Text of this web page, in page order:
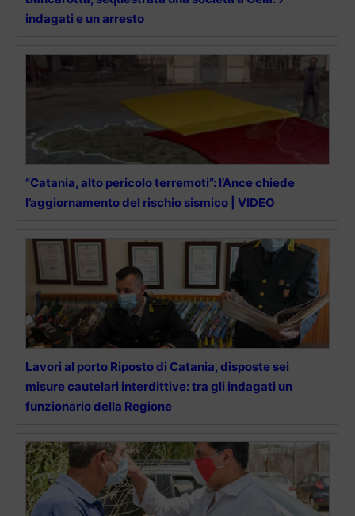
indagati e un arresto
“Catania, alto pericolo terremoti”: l’Ance chiede
l’aggiornamento del rischio sismico | VIDEO
Lavori al porto Riposto di Catania, disposte sei
misure cautelari interdittive: tra gli indagati un
funzionario della Regione